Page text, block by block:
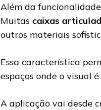
Além da
Muitas caixas
outros materiais
Essa característica
espaços onde o visual
A aplicação vai desde